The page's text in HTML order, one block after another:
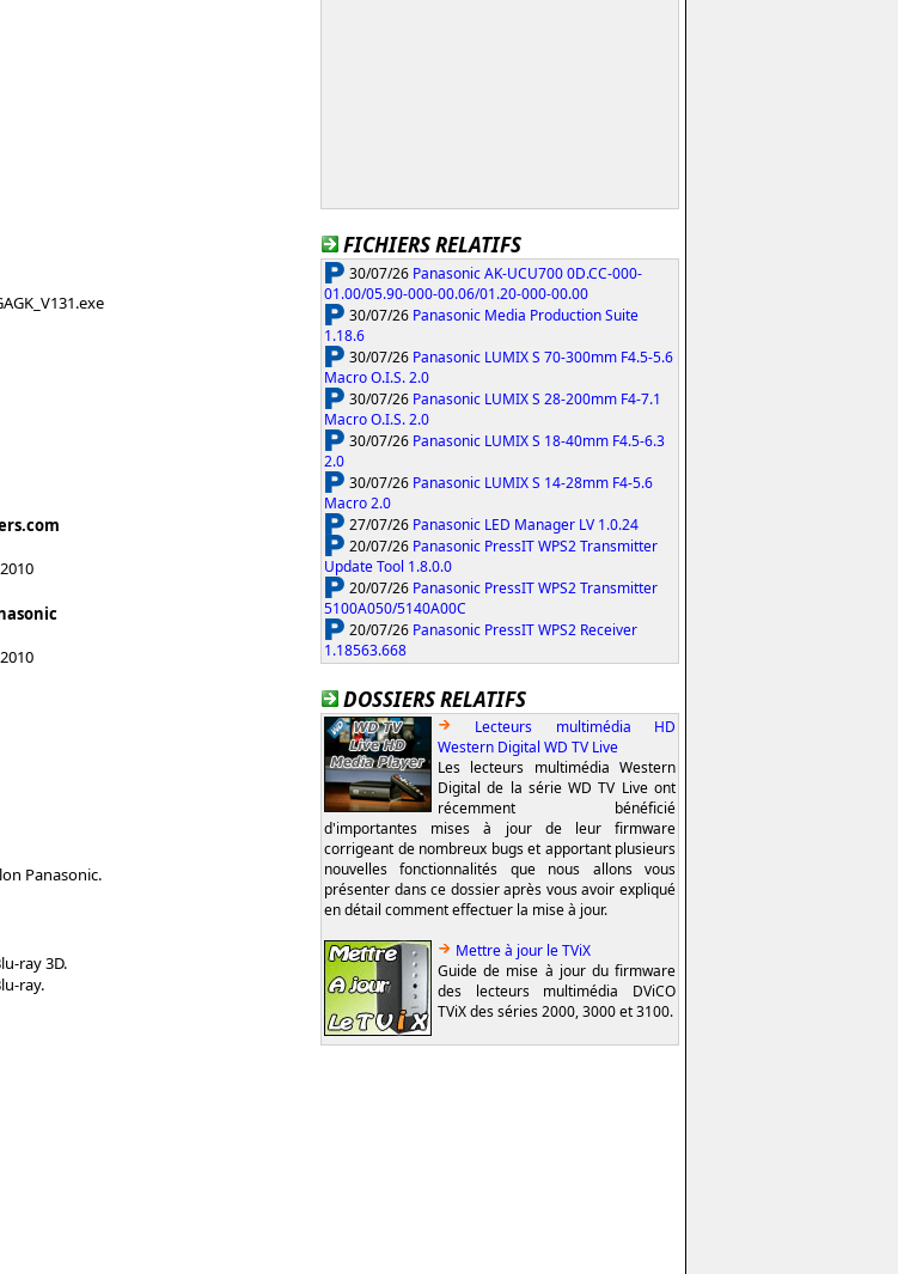
Panasonic.
ray 3D.
ray.
FICHIERS RELATIFS
30/07/26 Panasonic AK-UCU700 0D.CC-000-
01.00/05.90-000-00.06/01.20-000-00.00
30/07/26 Panasonic Media Production Suite
1.18.6
30/07/26 Panasonic LUMIX S 70-300mm F4.5-5.6
Macro O.I.S. 2.0
30/07/26 Panasonic LUMIX S 28-200mm F4-7.1
Macro O.I.S. 2.0
30/07/26 Panasonic LUMIX S 18-40mm F4.5-6.3
2.0
30/07/26 Panasonic LUMIX S 14-28mm F4-5.6
Macro 2.0
27/07/26 Panasonic LED Manager LV 1.0.24
20/07/26 Panasonic PressIT WPS2 Transmitter
Update Tool 1.8.0.0
20/07/26 Panasonic PressIT WPS2 Transmitter
5100A050/5140A00C
20/07/26 Panasonic PressIT WPS2 Receiver
1.18563.668
DOSSIERS RELATIFS
Lecteurs multimédia HD
Western Digital WD TV Live
Les lecteurs multimédia Western
Digital de la série WD TV Live ont
récemment bénéficié
d'importantes mises à jour de leur firmware
corrigeant de nombreux bugs et apportant plusieurs
nouvelles fonctionnalités que nous allons vous
présenter dans ce dossier après vous avoir expliqué
en détail comment effectuer la mise à jour.
Mettre à jour le TViX
Guide de mise à jour du firmware
des lecteurs multimédia DViCO
TViX des séries 2000, 3000 et 3100.